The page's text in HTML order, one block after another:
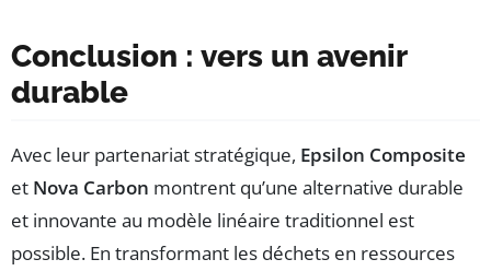
Conclusion : vers un avenir
durable
Avec leur partenariat stratégique, Epsilon Composite
et Nova Carbon montrent qu’une alternative durable
et innovante au modèle linéaire traditionnel est
possible. En transformant les déchets en ressources